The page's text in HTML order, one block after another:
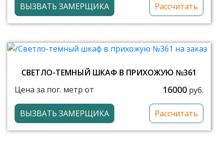
ВЫЗВАТЬ ЗАМЕРЩИКА Рассчитать
СВЕТЛО-ТЕМНЫЙ ШКАФ В ПРИХОЖУЮ №361
Цена за пог. метр от
16000 руб.
ВЫЗВАТЬ ЗАМЕРЩИКА Рассчитать